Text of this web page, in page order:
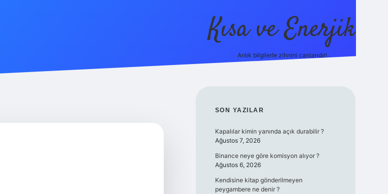
Kısa ve Enerjik
Anlık bilgilerle zihnini canlandır!
SIDEBAR
SON YAZILAR
Kapalılar kimin yanında açık durabilir ?
Ağustos 7, 2026
Binance neye göre komisyon alıyor ?
Ağustos 6, 2026
Kendisine kitap gönderilmeyen
peygambere ne denir ?